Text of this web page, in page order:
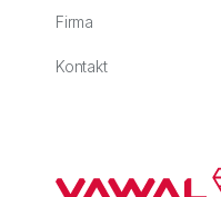
Firma
Kontakt